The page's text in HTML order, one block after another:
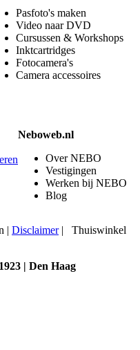
Pasfoto's maken
Video naar DVD
Cursussen & Workshops
Inktcartridges
Fotocamera's
Camera accessoires
Neboweb.nl
Over NEBO
Vestigingen
Werken bij NEBO
Blog
| Disclaimer|
Thuiswinkel
| Den Haag